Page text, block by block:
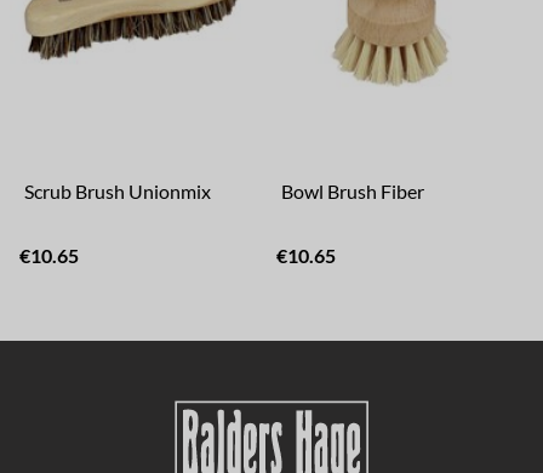
Scrub Brush Unionmix
€10.65
Bowl Brush Fiber
€10.65